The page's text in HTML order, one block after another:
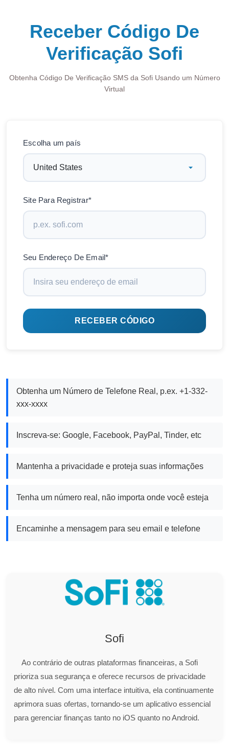
Receber Código De
Verificação Sofi
Obtenha Código De Verificação SMS da Sofi Usando um Número
Virtual
Escolha um país
Site Para Registrar*
Seu Endereço De Email*
RECEBER CÓDIGO
Obtenha um Número de Telefone Real, p.ex. +1-332-
xxx-xxxx
Inscreva-se: Google, Facebook, PayPal, Tinder, etc
Mantenha a privacidade e proteja suas informações
Tenha um número real, não importa onde você esteja
Encaminhe a mensagem para seu email e telefone
Sofi
Ao contrário de outras plataformas financeiras, a Sofi
prioriza sua segurança e oferece recursos de privacidade
de alto nível. Com uma interface intuitiva, ela continuamente
aprimora suas ofertas, tornando-se um aplicativo essencial
para gerenciar finanças tanto no iOS quanto no Android.